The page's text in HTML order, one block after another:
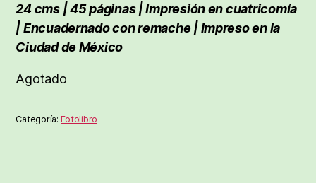
24 cms | 45 páginas | Impresión en cuatricomía
| Encuadernado con remache | Impreso en la
Ciudad de México
Agotado
Categoría:Fotolibro